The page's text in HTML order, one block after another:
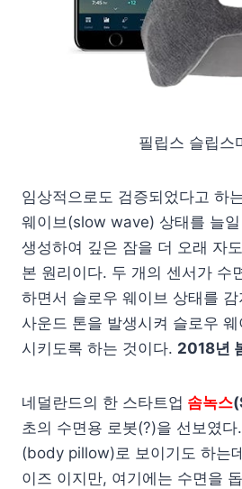
필립스 슬립스
임상적으로도 검증되었다고 하
웨이브(slow wave) 상태를 늘
생성하여 깊은 잠을 더 오래 자
본 원리이다. 두 개의 센서가 수
하면서 슬로우 웨이브 상태를
사운드 톤을 발생시켜 슬로우
시키도록 하는 것이다. 2018년
네덜란드의 한 스타트업 솜녹스
초의 수면용 로봇(?)을 선보였다
(body pillow)로 보이기도 하는
이즈 이지만, 여기에는 수면을